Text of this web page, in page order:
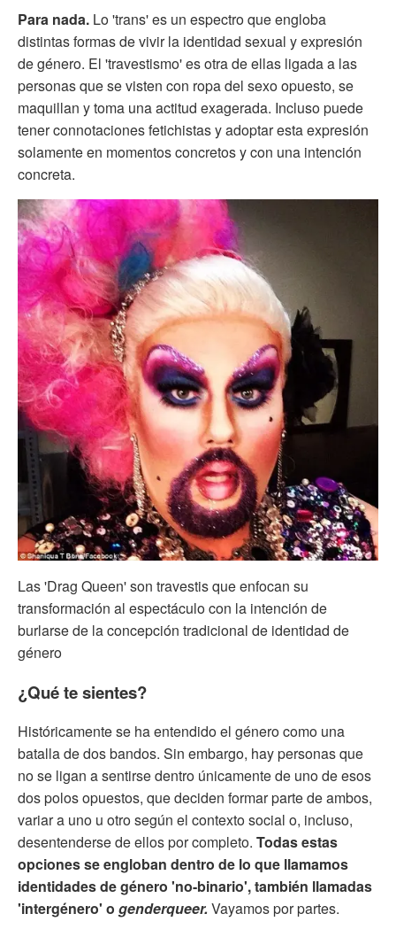
Para nada. Lo 'trans' es un espectro que engloba
distintas formas de vivir la identidad sexual y expresión
de género. El 'travestismo' es otra de ellas ligada a las
personas que se visten con ropa del sexo opuesto, se
maquillan y toma una actitud exagerada. Incluso puede
tener connotaciones fetichistas y adoptar esta expresión
solamente en momentos concretos y con una intención
concreta.
Las 'Drag Queen' son travestis que enfocan su
transformación al espectáculo con la intención de
burlarse de la concepción tradicional de identidad de
género
¿Qué te sientes?
Históricamente se ha entendido el género como una
batalla de dos bandos. Sin embargo, hay personas que
no se ligan a sentirse dentro únicamente de uno de esos
dos polos opuestos, que deciden formar parte de ambos,
variar a uno u otro según el contexto social o, incluso,
desentenderse de ellos por completo. Todas estas
opciones se engloban dentro de lo que llamamos
identidades de género 'no-binario', también llamadas
'intergénero' o genderqueer. Vayamos por partes.